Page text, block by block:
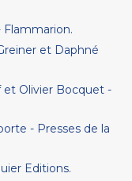
et Daphné
et Olivier Bocquet -
- Presses de la
Editions.